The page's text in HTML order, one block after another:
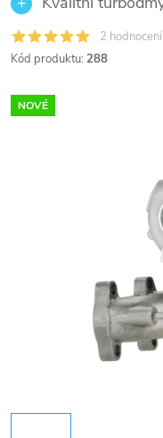
2 hodnocení
Kód produktu: 288
NOVÉ